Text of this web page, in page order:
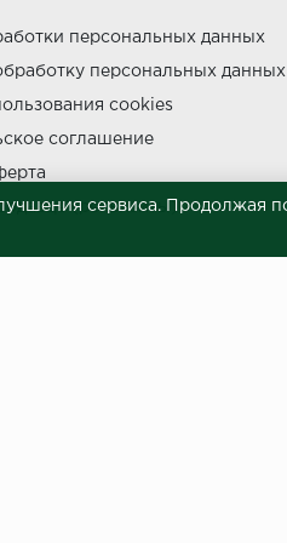
персональных данных
персональных данных
cookies
соглашение
(реквизиты)
сервиса. Продолжая